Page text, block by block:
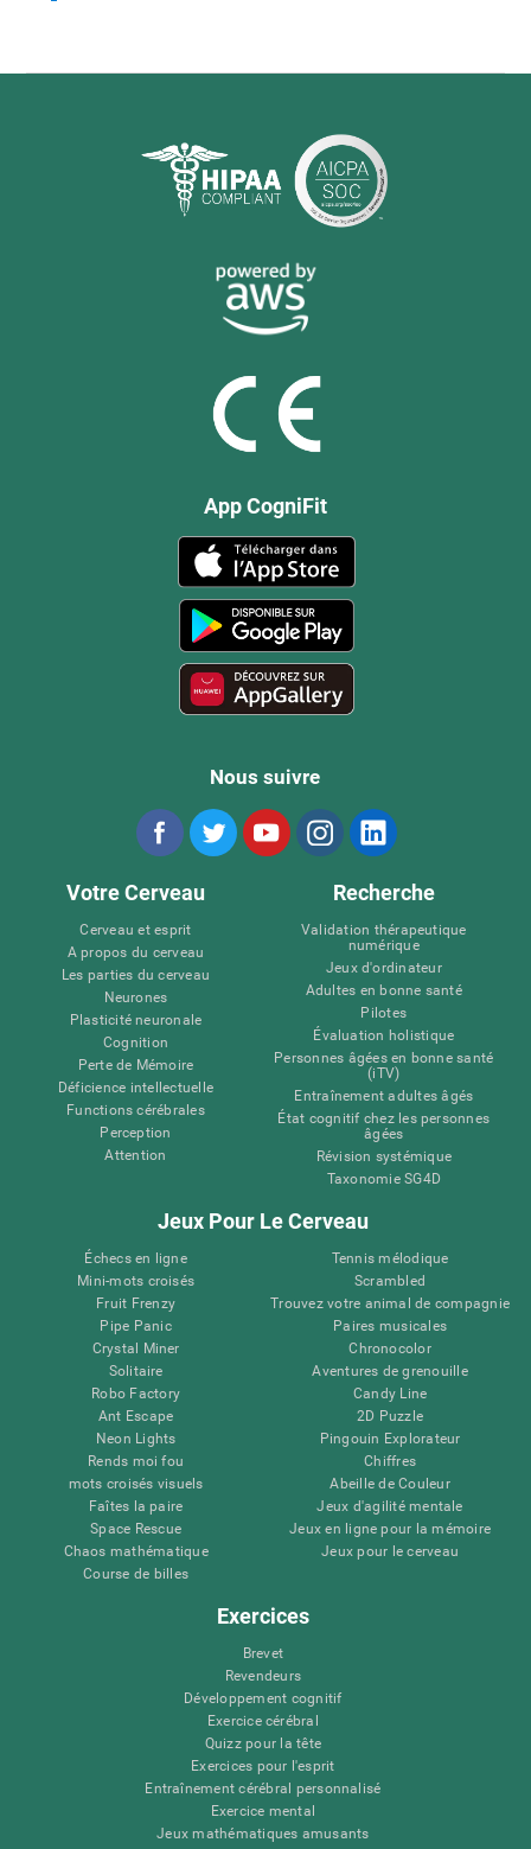
App CogniFit
Nous suivre
Votre Cerveau
Cerveau et esprit
A propos du cerveau
Les parties du cerveau
Neurones
Plasticité neuronale
Cognition
Perte de Mémoire
Déficience intellectuelle
Functions cérébrales
Perception
Attention
Recherche
Validation thérapeutique
numérique
Jeux d'ordinateur
Adultes en bonne santé
Pilotes
Évaluation holistique
Personnes âgées en bonne santé
(iTV)
Entraînement adultes âgés
État cognitif chez les personnes
âgées
Révision systémique
Taxonomie SG4D
Jeux Pour Le Cerveau
Échecs en ligne
Mini-mots croisés
Fruit Frenzy
Pipe Panic
Crystal Miner
Solitaire
Robo Factory
Ant Escape
Neon Lights
Rends moi fou
mots croisés visuels
Faîtes la paire
Space Rescue
Chaos mathématique
Course de billes
Tennis mélodique
Scrambled
Trouvez votre animal de compagnie
Paires musicales
Chronocolor
Aventures de grenouille
Candy Line
2D Puzzle
Pingouin Explorateur
Chiffres
Abeille de Couleur
Jeux d'agilité mentale
Jeux en ligne pour la mémoire
Jeux pour le cerveau
Exercices
Brevet
Revendeurs
Développement cognitif
Exercice cérébral
Quizz pour la tête
Exercices pour l'esprit
Entraînement cérébral personnalisé
Exercice mental
Jeux mathématiques amusants